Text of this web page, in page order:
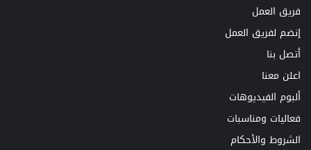
فريق العمل
إنضم لفريق العمل
أتصل بنا
اعلن معنا
ألبوم الفيديوهات
فعاليات ومناسبات
الشروط والأحكام